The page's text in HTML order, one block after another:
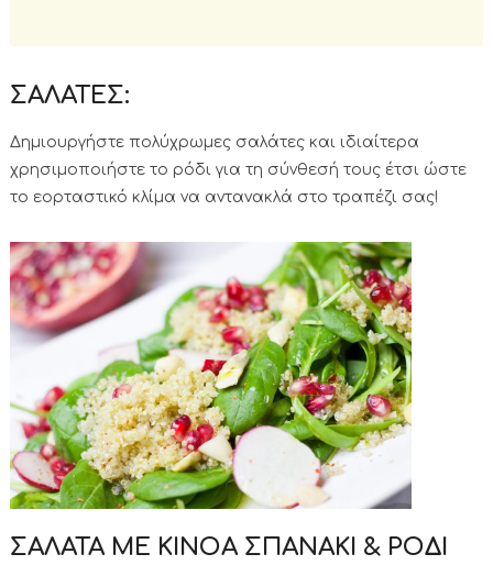
ΣΑΛΑΤΕΣ:
Δημιουργήστε πολύχρωμες σαλάτες και ιδιαίτερα
χρησιμοποιήστε το ρόδι για τη σύνθεσή τους έτσι ώστε
το εορταστικό κλίμα να αντανακλά στο τραπέζι σας!
ΣΑΛΑΤΑ ΜΕ ΚΙΝΟΑ ΣΠΑΝΑΚΙ & ΡΟΔΙ